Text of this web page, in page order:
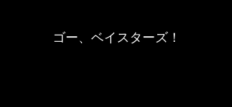
ゴー、ベイスターズ！